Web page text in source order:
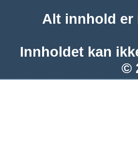
Alt innhold er
Innholdet kan
©